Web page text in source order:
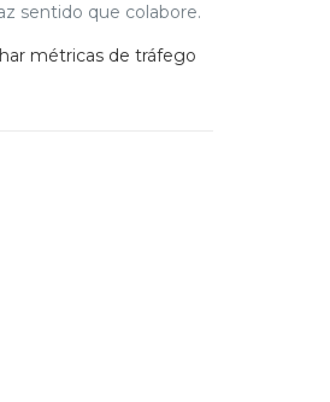
sentido que colabore.
métricas de tráfego